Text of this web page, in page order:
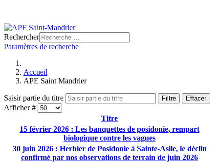
Rechercher
Paramètres de recherche
Accueil
APE Saint Mandrier
Saisir partie du titre Filtre Effacer
Afficher #
Titre
15 février 2026 : Les banquettes de posidonie, rempart
biologique contre les vagues
30 juin 2026 : Herbier de Posidonie à Sainte-Asile, le déclin
confirmé par nos observations de terrain de juin 2026